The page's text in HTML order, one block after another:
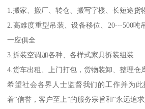
1.搬家、搬厂、转仓、搬写字楼、长短途货
2.高难度重型吊装、设备移位、20---500吨
一应俱全
3.拆装空调加各种、各样式家具拆装组装
4.货车出租、上门打包，货物装卸、整理仓
希望社会各界人士监督我们的工作并为
着“信誉，客户至上”的服务宗旨和“永远追求